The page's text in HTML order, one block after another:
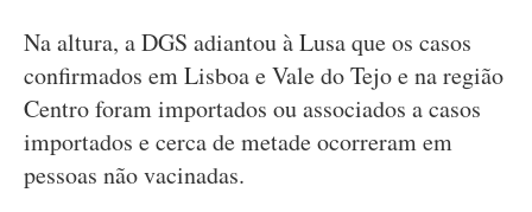
Na altura, a DGS adiantou à Lusa que os casos
confirmados em Lisboa e Vale do Tejo e na região
Centro foram importados ou associados a casos
importados e cerca de metade ocorreram em
pessoas não vacinadas.